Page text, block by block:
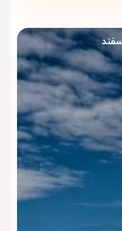
است که بعد از خرید،
می‌دهند بدون خروج
بعد از یک
قهوه، چای و
بعد از گشت‌وگذار
شلوغ استانبول، چند
سفر خود را کامل‌تر